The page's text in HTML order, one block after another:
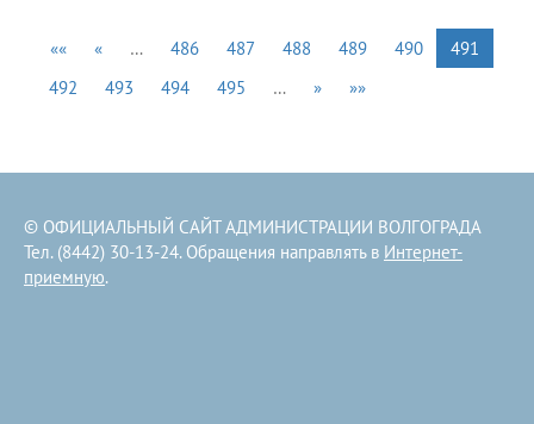
«« « … 486 487 488 489 490
491
492
493 494 495 … » »»
© ОФИЦИАЛЬНЫЙ САЙТ АДМИНИСТРАЦИИ ВОЛГОГРАДА
Тел. (8442) 30-13-24. Обращения направлять в Интернет-
приемную.